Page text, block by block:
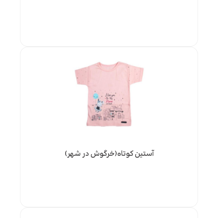
آستین کوتاه(خرگوش در شهر)